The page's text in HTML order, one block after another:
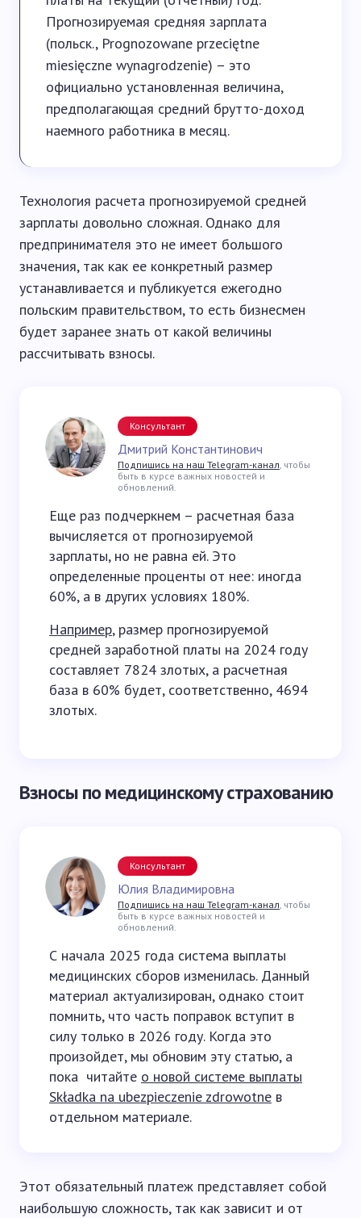
Прогнозируемая средняя зарплата
(польск., Prognozowane przeciętne
miesięczne wynagrodzenie) – это
официально установленная величина,
предполагающая средний брутто-доход
наемного работника в месяц.
Технология расчета прогнозируемой средней
зарплаты довольно сложная. Однако для
предпринимателя это не имеет большого
значения, так как ее конкретный размер
устанавливается и публикуется ежегодно
польским правительством, то есть бизнесмен
будет заранее знать от какой величины
рассчитывать взносы.
Консультант
Дмитрий Константинович
Подпишись на наш Telegram-канал, чтобы
быть в курсе важных новостей и
обновлений.
Еще раз подчеркнем – расчетная база
вычисляется от прогнозируемой
зарплаты, но не равна ей. Это
определенные проценты от нее: иногда
60%, а в других условиях 180%.
Например, размер прогнозируемой
средней заработной платы на 2024 году
составляет 7824 злотых, а расчетная
база в 60% будет, соответственно, 4694
злотых.
Взносы по медицинскому страхованию
Консультант
Юлия Владимировна
Подпишись на наш Telegram-канал, чтобы
быть в курсе важных новостей и
обновлений.
С начала 2025 года система выплаты
медицинских сборов изменилась. Данный
материал актуализирован, однако стоит
помнить, что часть поправок вступит в
силу только в 2026 году. Когда это
произойдет, мы обновим эту статью, а
пока читайте о новой системе выплаты
Składka na ubezpieczenie zdrowotne в
отдельном материале.
Этот обязательный платеж представляет собой
наибольшую сложность, так как зависит и от